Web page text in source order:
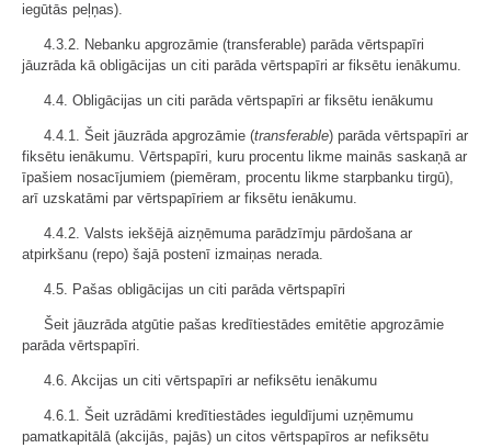
iegūtās peļņas).
4.3.2. Nebanku apgrozāmie (transferable) parāda vērtspapīri
jāuzrāda kā obligācijas un citi parāda vērtspapīri ar fiksētu ienākumu.
4.4. Obligācijas un citi parāda vērtspapīri ar fiksētu ienākumu
4.4.1. Šeit jāuzrāda apgrozāmie (transferable) parāda vērtspapīri ar
fiksētu ienākumu. Vērtspapīri, kuru procentu likme mainās saskaņā ar
īpašiem nosacījumiem (piemēram, procentu likme starpbanku tirgū),
arī uzskatāmi par vērtspapīriem ar fiksētu ienākumu.
4.4.2. Valsts iekšējā aizņēmuma parādzīmju pārdošana ar
atpirkšanu (repo) šajā postenī izmaiņas nerada.
4.5. Pašas obligācijas un citi parāda vērtspapīri
Šeit jāuzrāda atgūtie pašas kredītiestādes emitētie apgrozāmie
parāda vērtspapīri.
4.6. Akcijas un citi vērtspapīri ar nefiksētu ienākumu
4.6.1. Šeit uzrādāmi kredītiestādes ieguldījumi uzņēmumu
pamatkapitālā (akcijās, pajās) un citos vērtspapīros ar nefiksētu